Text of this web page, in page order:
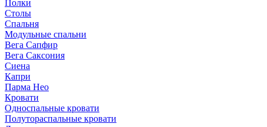
Полки
Столы
Спальня
Модульные спальни
Вега Сапфир
Вега Саксония
Сиена
Капри
Парма Нео
Кровати
Односпальные кровати
Полутораспальные кровати